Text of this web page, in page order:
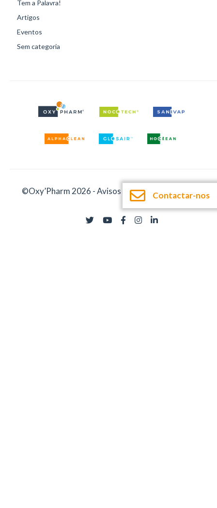
Tem a Palavra!
Artigos
Eventos
Sem categoria
©Oxy’Pharm 2026 -Avisos legais- Documentação
Contactar-nos